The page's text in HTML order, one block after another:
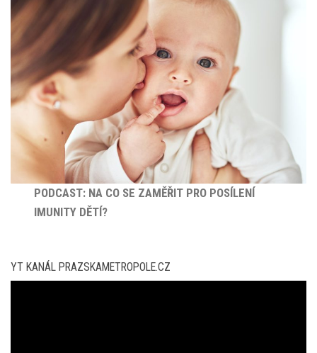
PODCAST: NA CO SE ZAMĚŘIT PRO POSÍLENÍ
IMUNITY DĚTÍ?
YT KANÁL PRAZSKAMETROPOLE.CZ